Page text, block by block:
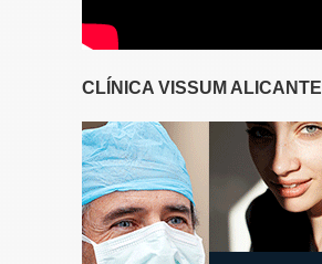
CLÍNICA VISSUM ALICANTE